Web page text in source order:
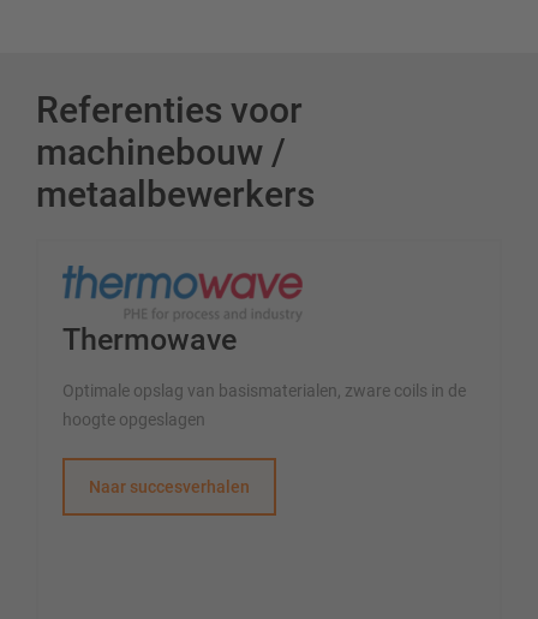
Referenties voor
machinebouw /
metaalbewerkers
Thermowave
Optimale opslag van basismaterialen, zware coils in de
hoogte opgeslagen
Naar succesverhalen